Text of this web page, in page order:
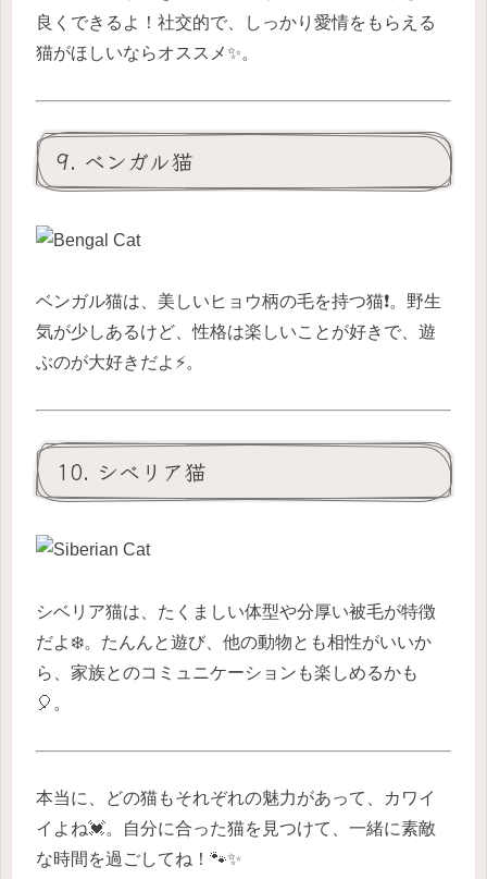
良くできるよ！社交的で、しっかり愛情をもらえる
猫がほしいならオススメ✨。
9. ベンガル猫
ベンガル猫は、美しいヒョウ柄の毛を持つ猫❗️。野生
気が少しあるけど、性格は楽しいことが好きで、遊
ぶのが大好きだよ⚡️。
10. シベリア猫
シベリア猫は、たくましい体型や分厚い被毛が特徴
だよ❄️。たんんと遊び、他の動物とも相性がいいか
ら、家族とのコミュニケーションも楽しめるかも
🎈。
本当に、どの猫もそれぞれの魅力があって、カワイ
イよね💓。自分に合った猫を見つけて、一緒に素敵
な時間を過ごしてね！🐾✨